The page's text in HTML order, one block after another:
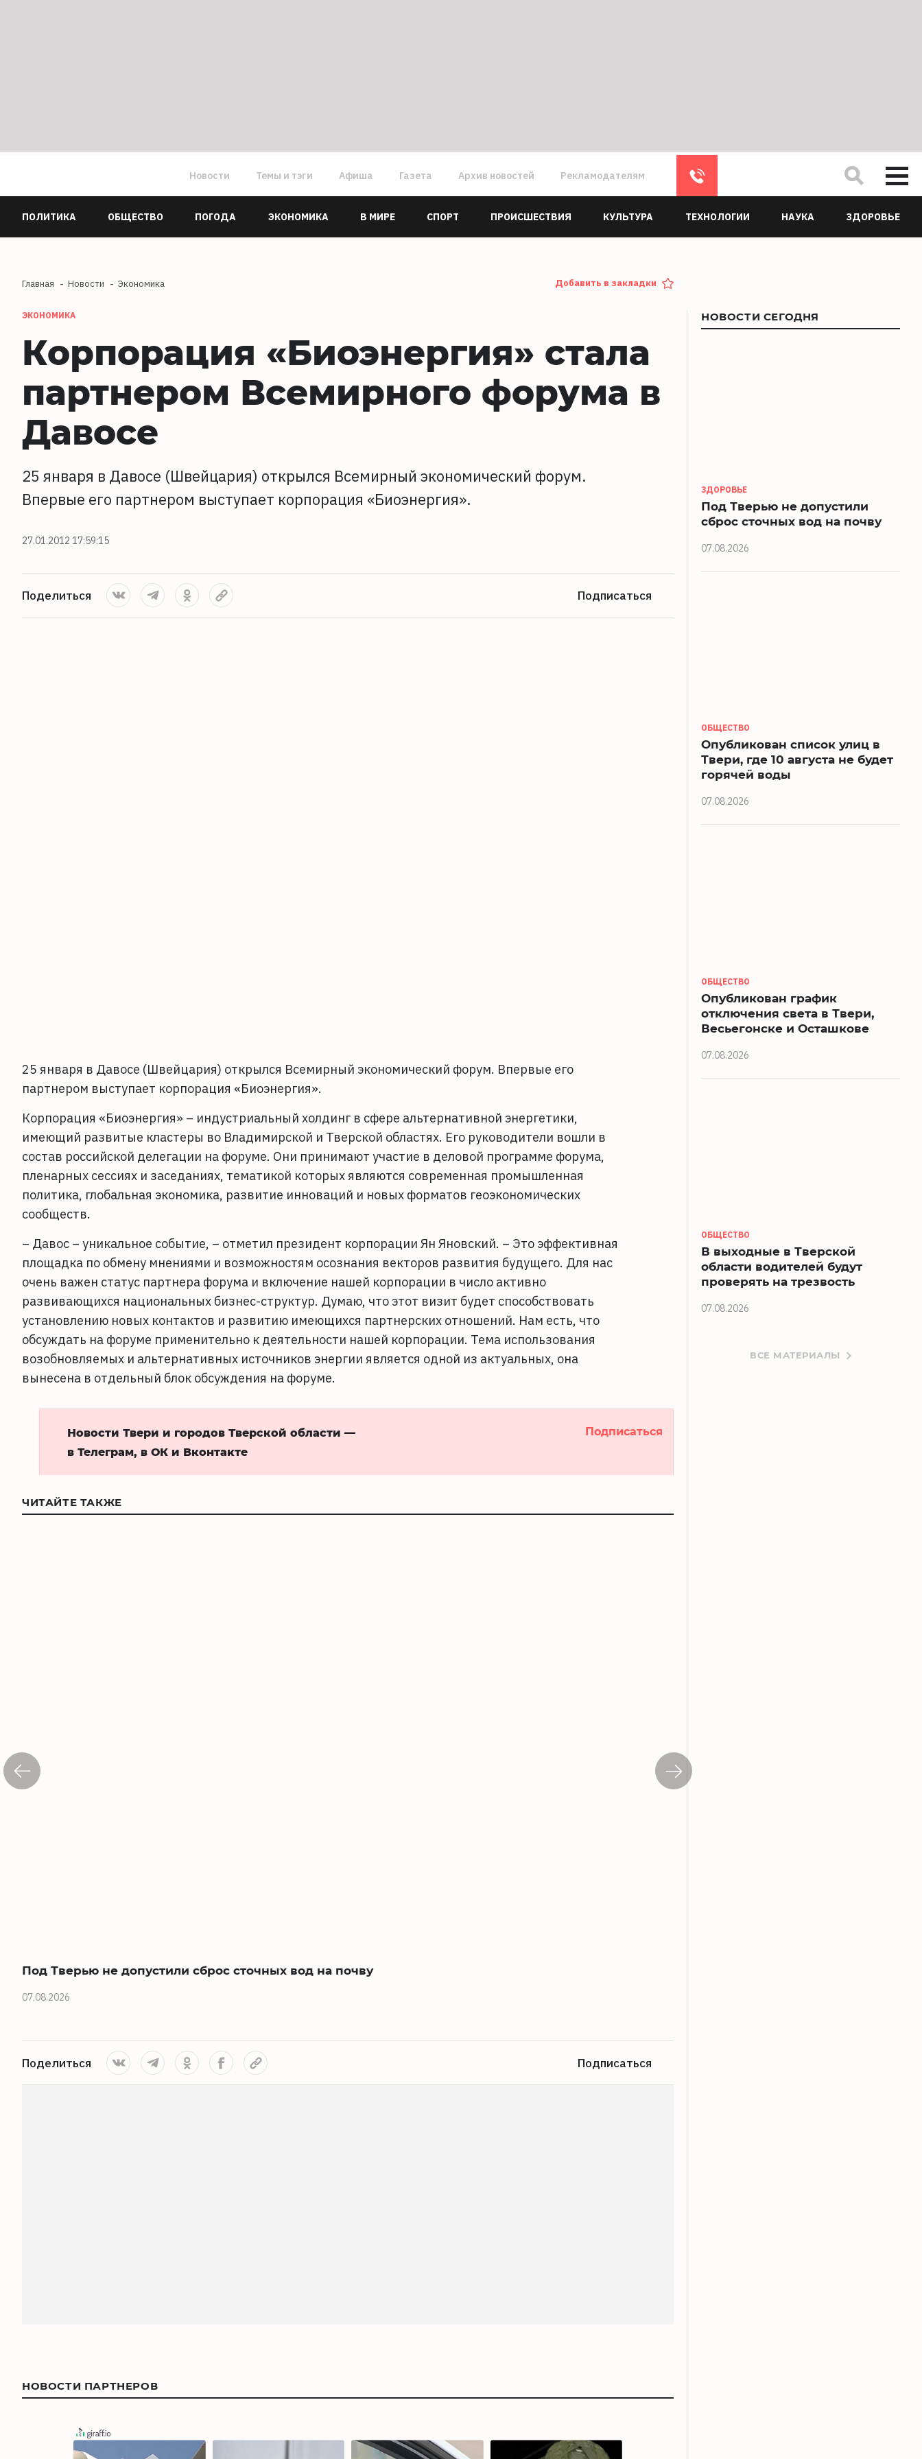
Новости Темы и тэги Афиша Газета Архив новостей Рекламодателям
ПОЛИТИКА ОБЩЕСТВО ПОГОДА ЭКОНОМИКА В МИРЕ СПОРТ ПРОИСШЕСТВИЯ КУЛЬТУРА ТЕХНОЛОГИИ НАУКА ЗДОРОВЬЕ
Главная Новости Экономика Добавить в закладки
ЭКОНОМИКА
Корпорация «Биоэнергия» стала
партнером Всемирного форума в
Давосе
25 января в Давосе (Швейцария) открылся Всемирный экономический форум.
Впервые его партнером выступает корпорация «Биоэнергия».
27.01.2012 17:59:15
Поделиться Подписаться
25 января в Давосе (Швейцария) открылся Всемирный экономический форум. Впервые его
партнером выступает корпорация «Биоэнергия».
Корпорация «Биоэнергия» – индустриальный холдинг в сфере альтернативной энергетики,
имеющий развитые кластеры во Владимирской и Тверской областях. Его руководители вошли в
состав российской делегации на форуме. Они принимают участие в деловой программе форума,
пленарных сессиях и заседаниях, тематикой которых являются современная промышленная
политика, глобальная экономика, развитие инноваций и новых форматов геоэкономических
сообществ.
– Давос – уникальное событие, – отметил президент корпорации Ян Яновский. – Это эффективная
площадка по обмену мнениями и возможностям осознания векторов развития будущего. Для нас
очень важен статус партнера форума и включение нашей корпорации в число активно
развивающихся национальных бизнес-структур. Думаю, что этот визит будет способствовать
установлению новых контактов и развитию имеющихся партнерских отношений. Нам есть, что
обсуждать на форуме применительно к деятельности нашей корпорации. Тема использования
возобновляемых и альтернативных источников энергии является одной из актуальных, она
вынесена в отдельный блок обсуждения на форуме.
Новости Твери и городов Тверской области —
в Телеграм, в ОК и Вконтакте
Подписаться
ЧИТАЙТЕ ТАКЖЕ
Под Тверью не допустили сброс сточных вод на почву
07.08.2026
Поделиться Подписаться
НОВОСТИ ПАРТНЕРОВ
НОВОСТИ СЕГОДНЯ
ЗДОРОВЬЕ
Под Тверью не допустили
сброс сточных вод на почву
07.08.2026
ОБЩЕСТВО
Опубликован список улиц в
Твери, где 10 августа не будет
горячей воды
07.08.2026
ОБЩЕСТВО
Опубликован график
отключения света в Твери,
Весьегонске и Осташкове
07.08.2026
ОБЩЕСТВО
В выходные в Тверской
области водителей будут
проверять на трезвость
07.08.2026
ВСЕ МАТЕРИАЛЫ